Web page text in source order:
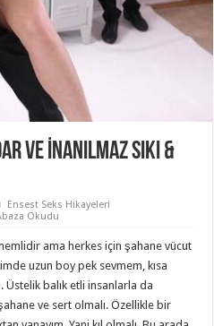
Ve İnanılmaz Sıkı &
Ensest Seks Hikayeleri
Okudu
ama herkes için şahane vücut
uzun boy pek sevmem, kısa
balık etli insanlarla da
ve sert olmalı. Özellikle bir